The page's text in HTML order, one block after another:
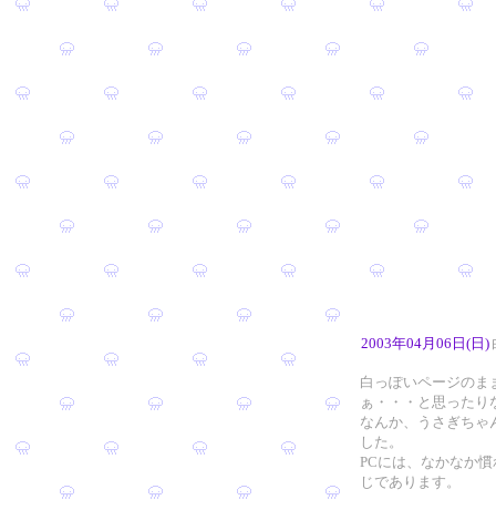
2003年04月06日(日)
白っぽいページのま
ぁ・・・と思ったり
なんか、うさぎち
した。
PCには、なかなか
じであります。